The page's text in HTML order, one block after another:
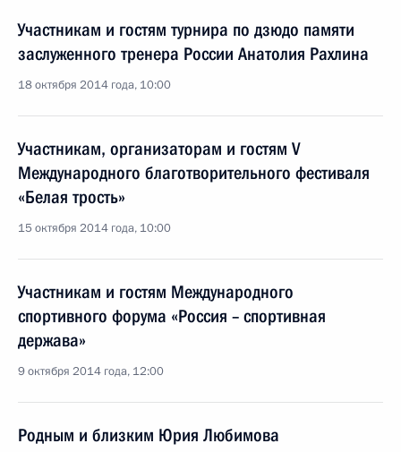
Участникам и гостям турнира по дзюдо памяти
заслуженного тренера России Анатолия Рахлина
18 октября 2014 года, 10:00
Участникам, организаторам и гостям V
Международного благотворительного фестиваля
«Белая трость»
15 октября 2014 года, 10:00
Участникам и гостям Международного
спортивного форума «Россия – спортивная
держава»
9 октября 2014 года, 12:00
Родным и близким Юрия Любимова